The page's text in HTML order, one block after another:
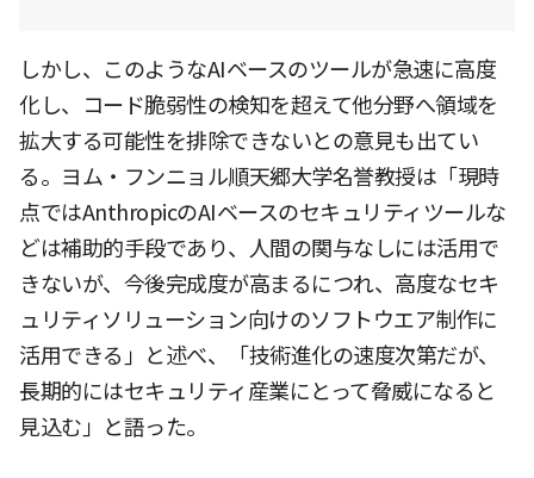
しかし、このようなAIベースのツールが急速に高度
化し、コード脆弱性の検知を超えて他分野へ領域を
拡大する可能性を排除できないとの意見も出てい
る。ヨム・フンニョル順天郷大学名誉教授は「現時
点ではAnthropicのAIベースのセキュリティツールな
どは補助的手段であり、人間の関与なしには活用で
きないが、今後完成度が高まるにつれ、高度なセキ
ュリティソリューション向けのソフトウエア制作に
活用できる」と述べ、「技術進化の速度次第だが、
長期的にはセキュリティ産業にとって脅威になると
見込む」と語った。